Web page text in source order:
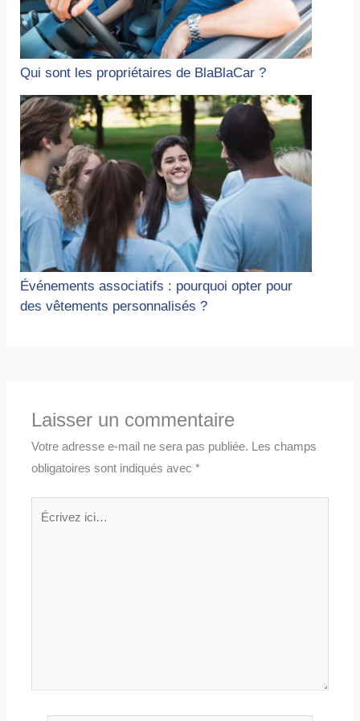
Qui sont les propriétaires de BlaBlaCar ?
Événements associatifs : pourquoi opter pour
des vêtements personnalisés ?
Laisser un commentaire
Votre adresse e-mail ne sera pas publiée.
Les champs
obligatoires sont indiqués avec*